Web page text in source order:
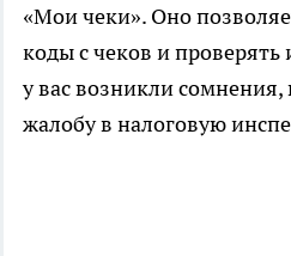
«Мои чеки». Оно
коды с чеков и проверять
у вас возникли
жалобу в налоговую